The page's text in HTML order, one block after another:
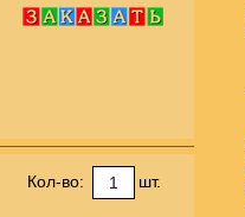
Кол-во: шт.